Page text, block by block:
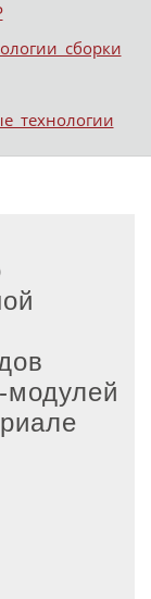
сборки
технологии